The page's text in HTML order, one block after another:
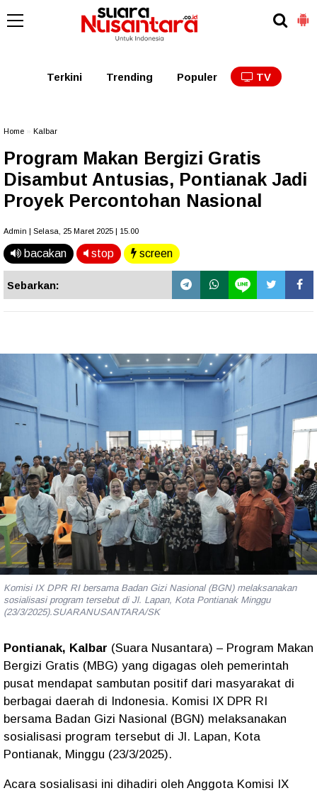
Kalbar Kalteng
Terkini Trending Populer TV
Home Kalbar
Program Makan Bergizi Gratis
Disambut Antusias, Pontianak Jadi
Proyek Percontohan Nasional
Admin | Selasa, 25 Maret 2025 | 15.00
bacakan stop screen
Sebarkan:
Komisi IX DPR RI bersama Badan Gizi Nasional (BGN) melaksanakan
sosialisasi program tersebut di Jl. Lapan, Kota Pontianak Minggu
(23/3/2025).SUARANUSANTARA/SK
Pontianak, Kalbar (Suara Nusantara) – Program Makan
Bergizi Gratis (MBG) yang digagas oleh pemerintah
pusat mendapat sambutan positif dari masyarakat di
berbagai daerah di Indonesia. Komisi IX DPR RI
bersama Badan Gizi Nasional (BGN) melaksanakan
sosialisasi program tersebut di Jl. Lapan, Kota
Pontianak, Minggu (23/3/2025).
Acara sosialisasi ini dihadiri oleh Anggota Komisi IX